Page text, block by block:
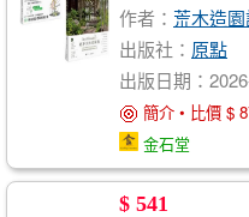
作者： 荒木造
出版社： 原點
出版日期：
簡介 • 比價 $
金石堂
$ 541